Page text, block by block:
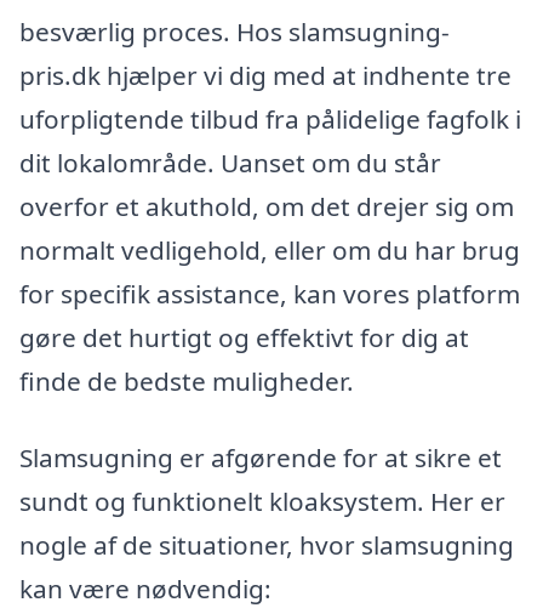
besværlig proces. Hos slamsugning-
pris.dk hjælper vi dig med at indhente tre
uforpligtende tilbud fra pålidelige fagfolk i
dit lokalområde. Uanset om du står
overfor et akuthold, om det drejer sig om
normalt vedligehold, eller om du har brug
for specifik assistance, kan vores platform
gøre det hurtigt og effektivt for dig at
finde de bedste muligheder.
Slamsugning er afgørende for at sikre et
sundt og funktionelt kloaksystem. Her er
nogle af de situationer, hvor slamsugning
kan være nødvendig: